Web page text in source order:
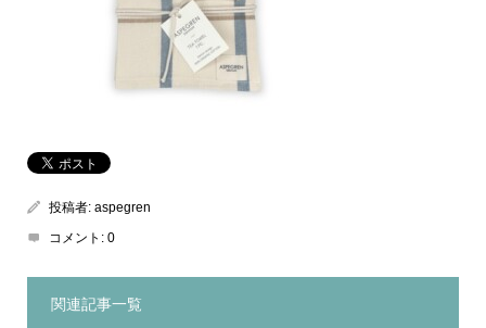
投稿者: aspegren
コメント: 0
関連記事一覧